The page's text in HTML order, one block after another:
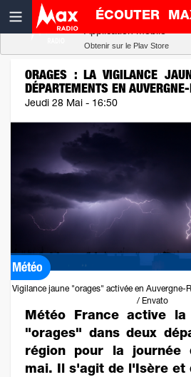
ÉCOUTER
ORAGES : LA VIGILANCE
DÉPARTEMENTS EN
Jeudi 28 Mai - 16:50
Météo
Vigilance jaune "orages" activée en
/ Envato
Météo France active la
"orages" dans deux
région pour la journée
mai. Il s'agit de l'Isère et
Radio SCOOP
Obtenir sur le Play Store